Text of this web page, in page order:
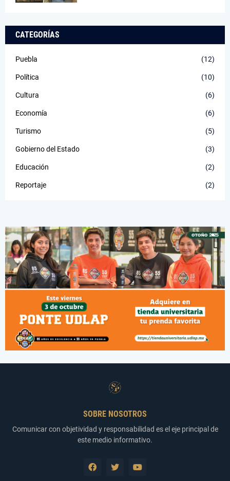
CATEGORÍAS
Puebla (12)
Política (10)
Cultura (6)
Economía (6)
Turismo (5)
Gobierno del Estado (3)
Educación (2)
Reportaje (2)
SOBRE NOSOTROS
Comunicar con objetividad y responsabilidad es el eje principal de
este medio informativo.